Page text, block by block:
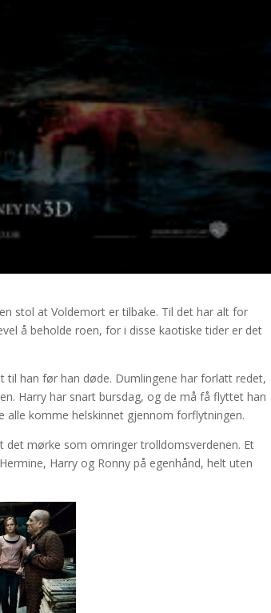
stol at Voldemort er tilbake. Til det har alt for
å beholde roen, for i disse kaotiske tider er det
til han før han døde. Dumlingene har forlatt redet,
Harry har snart bursdag, og de må få flyttet han
alle komme helskinnet gjennom forflytningen.
det mørke som omringer trolldomsverdenen. Et
Harry og Ronny på egenhånd, helt uten